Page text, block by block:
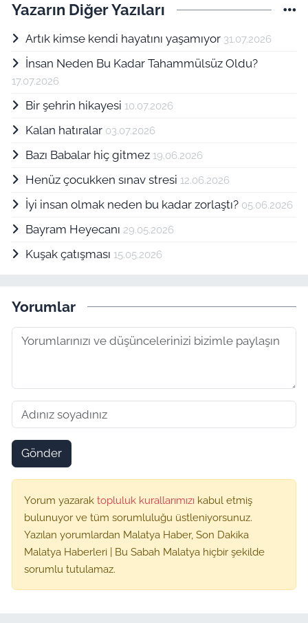
Yazarın Diğer Yazıları
Artık kimse kendi hayatını yaşamıyor 31.07.2026
İnsan Neden Bu Kadar Tahammülsüz Oldu?
17.07.2026
Bir şehrin hikayesi 10.07.2026
Kalan hatıralar 03.07.2026
Bazı Babalar hiç gitmez 19.06.2026
Henüz çocukken sınav stresi 12.06.2026
İyi insan olmak neden bu kadar zorlaştı? 05.06.2026
Bayram Heyecanı 29.05.2026
Kuşak çatışması 15.05.2026
Yorumlar
Gönder
Yorum yazarak topluluk kurallarımızı kabul etmiş
bulunuyor ve tüm sorumluluğu üstleniyorsunuz.
Yazılan yorumlardan Malatya Haber, Son Dakika
Malatya Haberleri | Bu Sabah Malatya hiçbir şekilde
sorumlu tutulamaz.